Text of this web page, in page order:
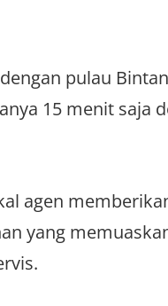
pulau
15 menit saja
agen
yang